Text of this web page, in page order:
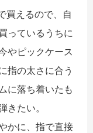
買えるので、自
っているうちに
やピックケース
指の太さに合う
に落ち着いたも
きたい。
かに、指で直接